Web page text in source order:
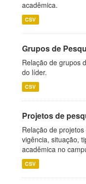
acadêmica.
CSV
Grupos de
Relação de grupos
do líder.
CSV
Projetos de
Relação de
vigência, situação,
acadêmica no
CSV